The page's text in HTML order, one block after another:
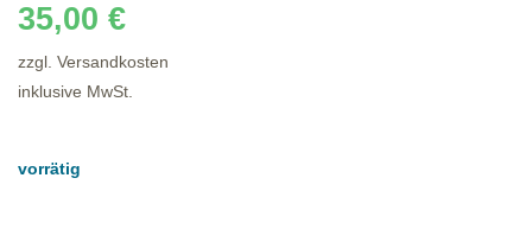
35,00 €
zzgl. Versandkosten
inklusive MwSt.
vorrätig